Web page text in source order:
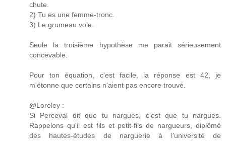
chute.
2) Tu es une femme-tronc.
3) Le grumeau vole.
Seule la troisième hypothèse me parait sérieusement
concevable.
Pour ton équation, c'est facile, la réponse est 42, je
m'étonne que certains n'aient pas encore trouvé.
@Loreley :
Si Perceval dit que tu nargues, c'est que tu nargues.
Rappelons qu'il est fils et petit-fils de nargueurs, diplômé
des hautes-études de narguerie à l'université de